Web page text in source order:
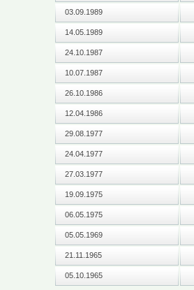
03.09.1989
14.05.1989
24.10.1987
10.07.1987
26.10.1986
12.04.1986
29.08.1977
24.04.1977
27.03.1977
19.09.1975
06.05.1975
05.05.1969
21.11.1965
05.10.1965